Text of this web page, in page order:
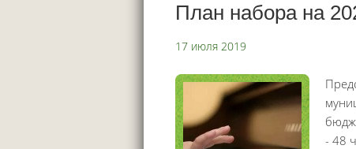
План набора на
17 июля 2019
- 48